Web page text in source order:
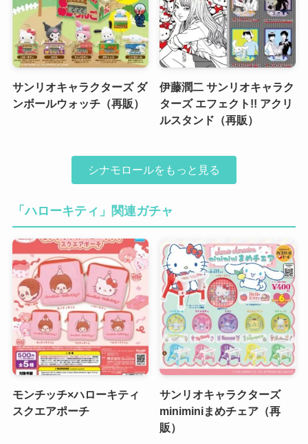
サンリオキャラクターズ ダ
ンボールウォッチ（再販）
伊藤潤二 サンリオキャラク
ターズ エフェクト!! アクリ
ルスタンド（再販）
シナモロールをもっと見る
「ハローキティ」関連ガチャ
モンチッチ×ハローキティ
スクエアポーチ
サンリオキャラクターズ
miniminiまめチェア（再
販）